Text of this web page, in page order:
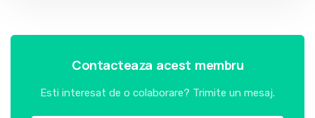
Contacteaza acest membru
Esti interesat de o colaborare? Trimite un mesaj.